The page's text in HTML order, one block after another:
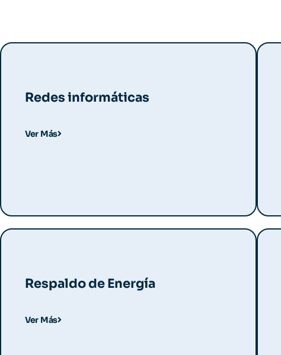
Redes informáticas
Ver Más
Respaldo de Energía
Ver Más